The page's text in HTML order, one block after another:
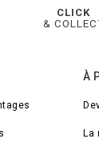
CLICK
&
À
La